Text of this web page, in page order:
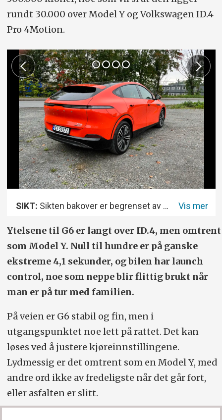
rundt 30.000 over Model Y og Volkswagen ID.4
Pro 4Motion.
SIKT: Sikten bakover er begrenset av små vinduer. Bilens kameraer kompenserer for mye av dette.
Ytelsene til G6 er langt over ID.4, men omtrent
som Model Y. Null til hundre er på ganske
ekstreme 4,1 sekunder, og bilen har launch
control, noe som neppe blir flittig brukt når
man er på tur med familien.
På veien er G6 stabil og fin, men i
utgangspunktet noe lett på rattet. Det kan
løses ved å justere kjøreinnstillingene.
Lydmessig er det omtrent som en Model Y, med
andre ord ikke av fredeligste når det går fort,
eller asfalten er slitt.